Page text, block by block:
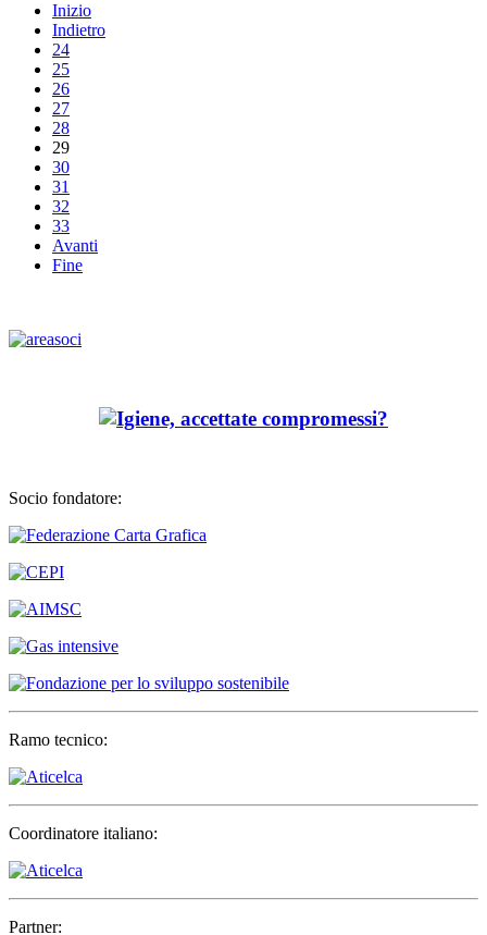
Inizio
Indietro
24
25
26
27
28
29
30
31
32
33
Avanti
Fine
Socio fondatore:
Ramo tecnico:
Coordinatore italiano:
Partner: